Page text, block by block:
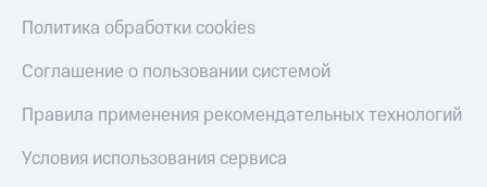
Политика обработки cookies
Соглашение о пользовании системой
Правила применения рекомендательных технологий
Условия использования сервиса